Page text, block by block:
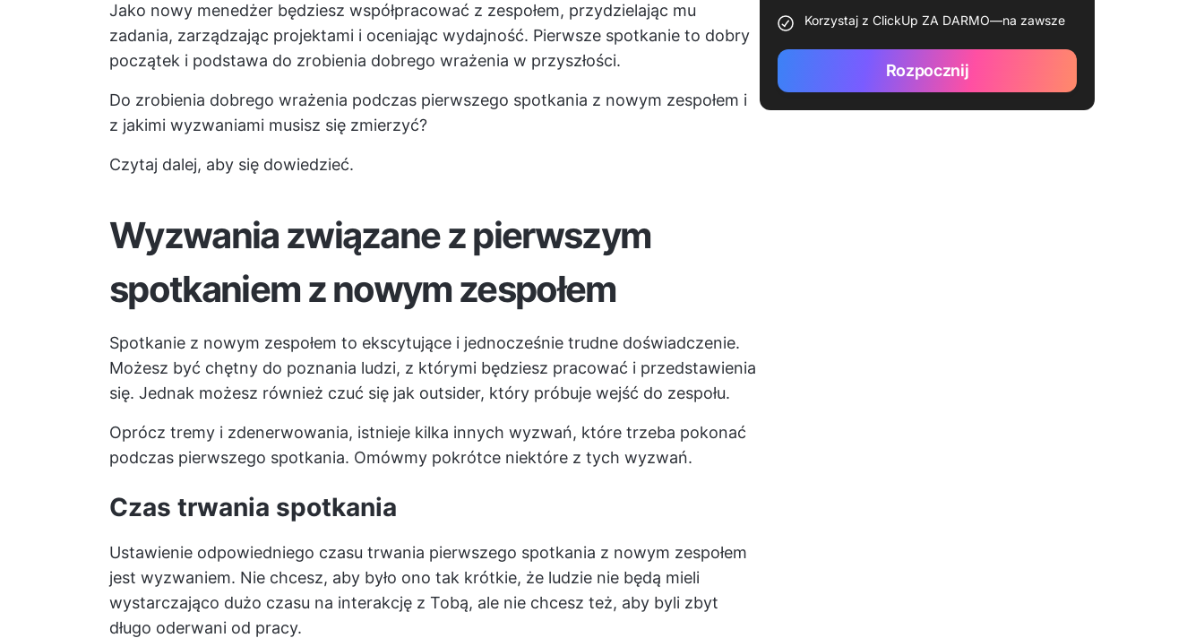
Jako nowy menedżer będziesz współpracować z zespołem, przydzielając mu
zadania, zarządzając projektami i oceniając wydajność. Pierwsze spotkanie to dobry
początek i podstawa do zrobienia dobrego wrażenia w przyszłości.
Do zrobienia dobrego wrażenia podczas pierwszego spotkania z nowym zespołem i
z jakimi wyzwaniami musisz się zmierzyć?
Czytaj dalej, aby się dowiedzieć.
Wyzwania związane z pierwszym
spotkaniem z nowym zespołem
Spotkanie z nowym zespołem to ekscytujące i jednocześnie trudne doświadczenie.
Możesz być chętny do poznania ludzi, z którymi będziesz pracować i przedstawienia
się. Jednak możesz również czuć się jak outsider, który próbuje wejść do zespołu.
Oprócz tremy i zdenerwowania, istnieje kilka innych wyzwań, które trzeba pokonać
podczas pierwszego spotkania. Omówmy pokrótce niektóre z tych wyzwań.
Czas trwania spotkania
Ustawienie odpowiedniego czasu trwania pierwszego spotkania z nowym zespołem
jest wyzwaniem. Nie chcesz, aby było ono tak krótkie, że ludzie nie będą mieli
wystarczająco dużo czasu na interakcję z Tobą, ale nie chcesz też, aby byli zbyt
długo oderwani od pracy.
Korzystaj z ClickUp ZA DARMO—na zawsze
Rozpocznij